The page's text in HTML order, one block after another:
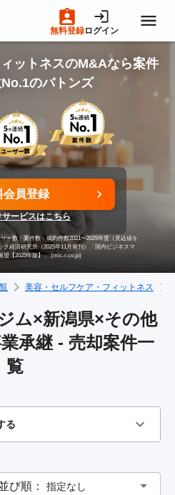
無料登録ログイン
ットネスのM&Aなら案件
のバトンズ
会員登録
ービスはこちら
ー数・案件数・成約件数2021〜2025年度（見込値を
経済研究所（2025年11月発刊）「国内ビジネスマ
望【2025年版】」 (mic-r.co.jp)
美容・セルフケア・フィットネス
ム×新潟県×その他
承継 - 売却案件一
覧
る
び順： 指定なし